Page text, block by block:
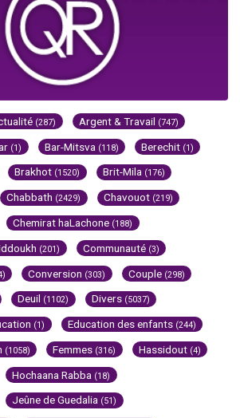
(287) Argent & Travail (747)
(1) Bar-Mitsva (118) Berechit (1)
Brakhot (1520) Brit-Mila (176)
Chabbath (2429) Chavouot (219)
Chemirat haLachone (188)
(201) Communauté (3)
Conversion (303) Couple (298)
Deuil (1102) Divers (5037)
(1) Education des enfants (244)
(1058) Femmes (316) Hassidout (4)
Hochaana Rabba (18)
Jeûne de Guedalia (51)